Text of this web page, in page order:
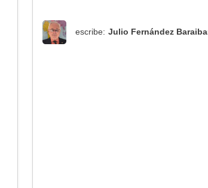
escribe: Julio Fernández